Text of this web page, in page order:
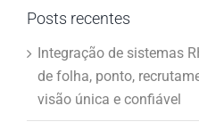
Posts recentes
Integração de sistemas
de folha, ponto,
visão única e confiável